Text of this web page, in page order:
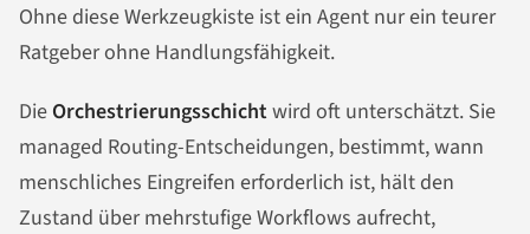
Ohne diese Werkzeugkiste ist ein Agent nur ein teurer
Ratgeber ohne Handlungsfähigkeit.
Die Orchestrierungsschichtwird oft unterschätzt. Sie
managed Routing-Entscheidungen, bestimmt, wann
menschliches Eingreifen erforderlich ist, hält den
Zustand über mehrstufige Workflows aufrecht,